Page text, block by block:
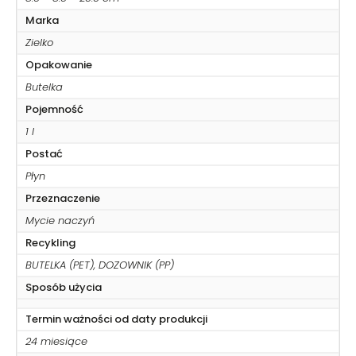
Marka
Zielko
Opakowanie
Butelka
Pojemność
1 l
Postać
Płyn
Przeznaczenie
Mycie naczyń
Recykling
BUTELKA (PET), DOZOWNIK (PP)
Sposób użycia
Termin ważności od daty produkcji
24 miesiące